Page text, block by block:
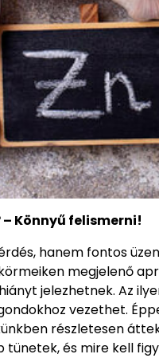
Könnyű felismerni!
hanem fontos
megjelenő
jelezhetnek. Az
vezethet.
részletesen
és mire kell